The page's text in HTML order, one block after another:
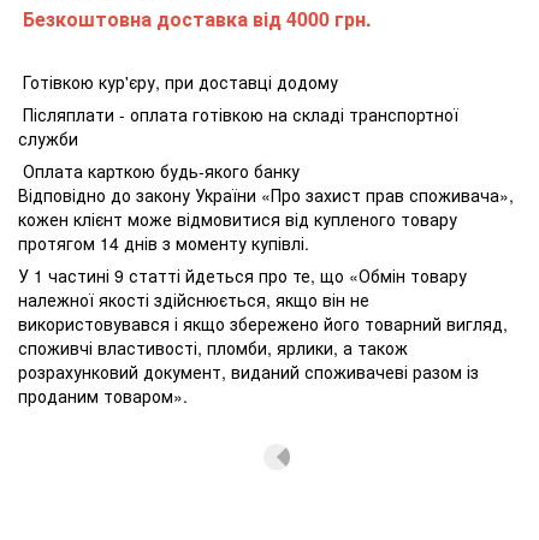
Безкоштовна доставка від 4000 грн.
Готівкою кур'єру, при доставці додому
Післяплати - оплата готівкою на складі транспортної
служби
Оплата карткою будь-якого банку
Відповідно до закону України «Про захист прав споживача»,
кожен клієнт може відмовитися від купленого товару
протягом 14 днів з моменту купівлі.
У 1 частині 9 статті йдеться про те, що «Обмін товару
належної якості здійснюється, якщо він не
використовувався і якщо збережено його товарний вигляд,
споживчі властивості, пломби, ярлики, а також
розрахунковий документ, виданий споживачеві разом із
проданим товаром».